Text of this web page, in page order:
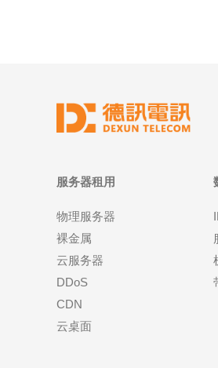
服务器租用
物理服务器
裸金属
云服务器
DDoS
CDN
云桌面